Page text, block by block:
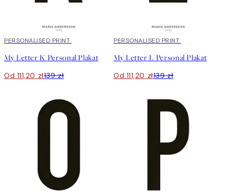
20%*
PERSONALISED PRINT
My Letter K Personal Plakat
Od 111,20 zł139 zł
20%*
PERSONALISED PRINT
My Letter L Personal Plakat
Od 111,20 zł139 zł